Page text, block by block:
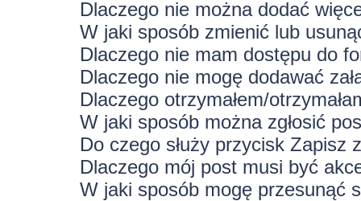
Dlaczego nie można dodać
W jaki sposób zmienić lub
Dlaczego nie mam dostępu do
Dlaczego nie mogę dodawać
Dlaczego otrzymałem/
W jaki sposób można zgłosić
Do czego służy przycisk Zapisz
Dlaczego mój post musi być
W jaki sposób mogę przesunąć